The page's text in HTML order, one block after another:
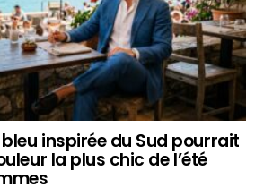
inspirée du Sud pourrait
la plus chic de l’été